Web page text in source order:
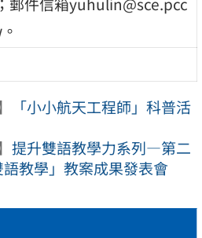
「小小航天工程師」科普活
提升雙語教學力系列—第二
教學」教案成果發表會